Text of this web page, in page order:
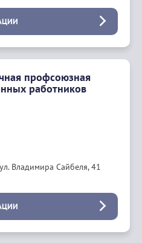
профсоюзная
работников
Владимира Сайбеля, 41